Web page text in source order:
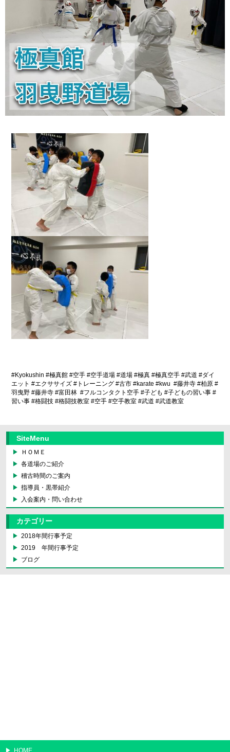
#Kyokushin #極真館 #空手 #空手道場 #道場 #極真 #極真空手 #武道 #ダイ
エット #エクササイズ # トレーニング #古市 #karate #kwu #藤井寺 #柏原 #
羽曳野 #藤井寺 #富田林 #フルコンタクト空手 #子ども #子どもの習い事 #
習い事 #格闘技 #格闘技教室 #空手 #空手教室 #武道 #武道教室
SiteMenu
ＨＯＭＥ
各道場のご紹介
稽古時間のご案内
指導員・黒帯紹介
入会案内・問い合わせ
カテゴリー
2018年間行事予定
2019 年間行事予定
ブログ
HOME